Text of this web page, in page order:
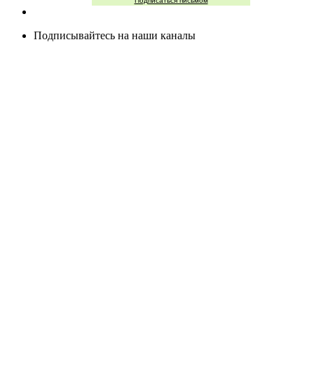
Подписывайтесь на наши каналы